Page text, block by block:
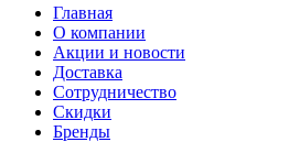
Главная
О компании
Акции и новости
Доставка
Сотрудничество
Скидки
Бренды